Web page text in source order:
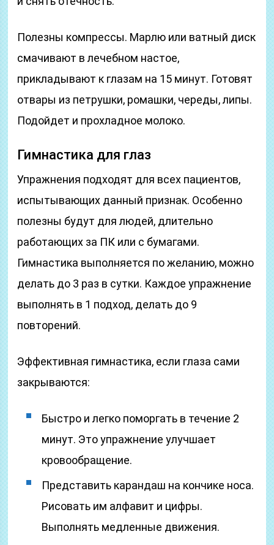
Полезны компрессы. Марлю или ватный диск
смачивают в лечебном настое,
прикладывают к глазам на 15 минут. Готовят
отвары из петрушки, ромашки, череды, липы.
Подойдет и прохладное молоко.
Гимнастика для глаз
Упражнения подходят для всех пациентов,
испытывающих данный признак. Особенно
полезны будут для людей, длительно
работающих за ПК или с бумагами.
Гимнастика выполняется по желанию, можно
делать до 3 раз в сутки. Каждое упражнение
выполнять в 1 подход, делать до 9
повторений.
Эффективная гимнастика, если глаза сами
закрываются:
Быстро и легко поморгать в течение 2
минут. Это упражнение улучшает
кровообращение.
Представить карандаш на кончике носа.
Рисовать им алфавит и цифры.
Выполнять медленные движения.